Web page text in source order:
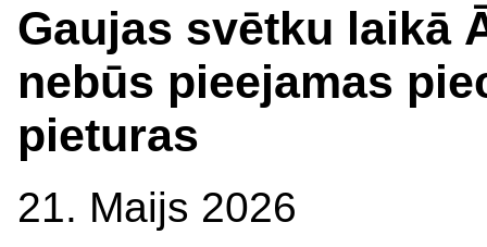
Gaujas svētku laikā
nebūs pieejamas
pieturas
21. Maijs 2026